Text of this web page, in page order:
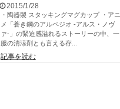
2015/1/28
・陶器製 スタッキングマグカップ ・アニ
メ「蒼き鋼のアルペジオ -アルス・ノヴ
ァ-」の緊迫感溢れるストーリーの中、一
服の清涼剤とも言える存...
記事を読む